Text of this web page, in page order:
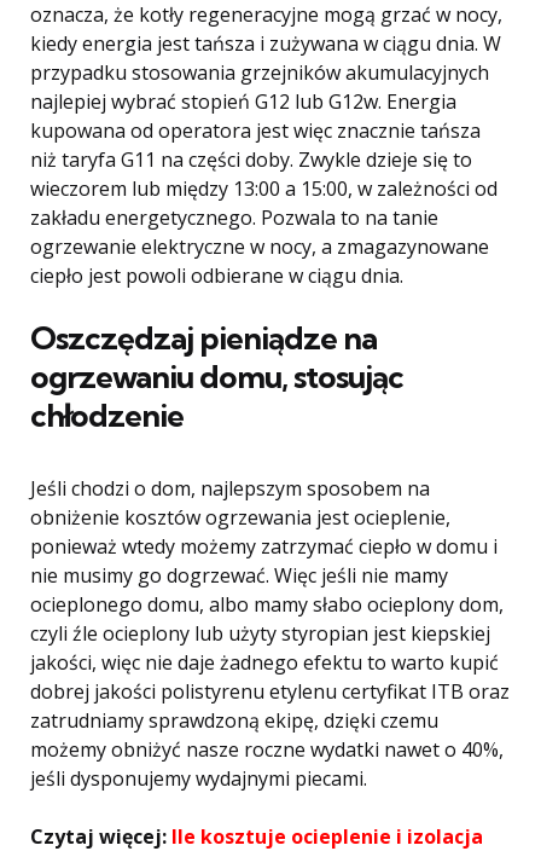
oznacza, że ​​kotły regeneracyjne mogą grzać w nocy,
kiedy energia jest tańsza i zużywana w ciągu dnia. W
przypadku stosowania grzejników akumulacyjnych
najlepiej wybrać stopień G12 lub G12w. Energia
kupowana od operatora jest więc znacznie tańsza
niż taryfa G11 na części doby. Zwykle dzieje się to
wieczorem lub między 13:00 a 15:00, w zależności od
zakładu energetycznego. Pozwala to na tanie
ogrzewanie elektryczne w nocy, a zmagazynowane
ciepło jest powoli odbierane w ciągu dnia.
Oszczędzaj pieniądze na
ogrzewaniu domu, stosując
chłodzenie
Jeśli chodzi o dom, najlepszym sposobem na
obniżenie kosztów ogrzewania jest ocieplenie,
ponieważ wtedy możemy zatrzymać ciepło w domu i
nie musimy go dogrzewać. Więc jeśli nie mamy
ocieplonego domu, albo mamy słabo ocieplony dom,
czyli źle ocieplony lub użyty styropian jest kiepskiej
jakości, więc nie daje żadnego efektu to warto kupić
dobrej jakości polistyrenu etylenu certyfikat ITB oraz
zatrudniamy sprawdzoną ekipę, dzięki czemu
możemy obniżyć nasze roczne wydatki nawet o 40%,
jeśli dysponujemy wydajnymi piecami.
Czytaj więcej: Ile kosztuje ocieplenie i izolacja